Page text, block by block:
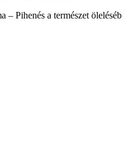
– Pihenés a természet öleléséb